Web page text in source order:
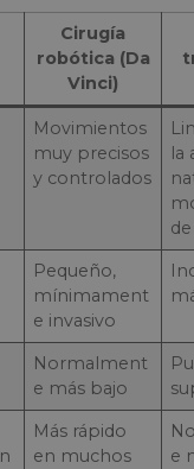
Cirugía
robótica (Da
Vinci)
Movimientos
muy precisos
y controlados
la
Pequeño,
mínimament
e invasivo
Normalment
e más bajo
Más rápido
en muchos
e